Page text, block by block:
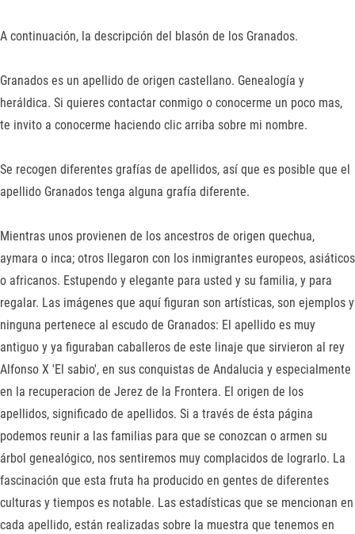
A continuación, la descripción del blasón de los Granados.
Granados es un apellido de origen castellano. Genealogía y
heráldica. Si quieres contactar conmigo o conocerme un poco mas,
te invito a conocerme haciendo clic arriba sobre mi nombre.
Se recogen diferentes grafías de apellidos, así que es posible que el
apellido Granados tenga alguna grafía diferente.
Mientras unos provienen de los ancestros de origen quechua,
aymara o inca; otros llegaron con los inmigrantes europeos, asiáticos
o africanos. Estupendo y elegante para usted y su familia, y para
regalar. Las imágenes que aquí figuran son artísticas, son ejemplos y
ninguna pertenece al escudo de Granados: El apellido es muy
antiguo y ya figuraban caballeros de este linaje que sirvieron al rey
Alfonso X 'El sabio', en sus conquistas de Andalucia y especialmente
en la recuperacion de Jerez de la Frontera. El origen de los
apellidos, significado de apellidos. Si a través de ésta página
podemos reunir a las familias para que se conozcan o armen su
árbol genealógico, nos sentiremos muy complacidos de lograrlo. La
fascinación que esta fruta ha producido en gentes de diferentes
culturas y tiempos es notable. Las estadísticas que se mencionan en
cada apellido, están realizadas sobre la muestra que tenemos en